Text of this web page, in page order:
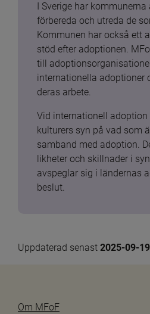
I Sverige har
förbereda och utreda de
Kommunen har också ett
stöd efter adoptionen.
till
internationella adoptioner
deras arbete.
Vid internationell
kulturers syn på vad som
samband med adoption.
likheter och skillnader i
avspeglar sig i ländernas
beslut.
Uppdaterad senast 2025-09-19
Om MFoF